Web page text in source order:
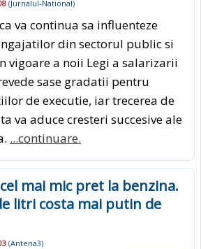
(Jurnalul-National)
va continua sa influenteze
din sectorul public si
vigoare a noii Legi a salarizarii
sase gradatii pentru
de executie, iar trecerea de
va aduce cresteri succesive ale
...continuare.
mai mic pret la benzina.
litri costa mai putin de
(Antena3)